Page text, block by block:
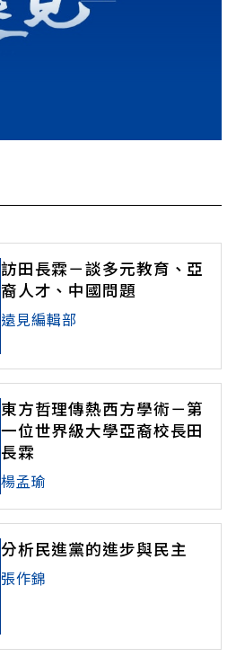
訪田長霖－談多元教育、亞
裔人才、中國問題
遠見編輯部
東方哲理傳熱西方學術－第
一位世界級大學亞裔校長田
長霖
楊孟瑜
分析民進黨的進步與民主
張作錦